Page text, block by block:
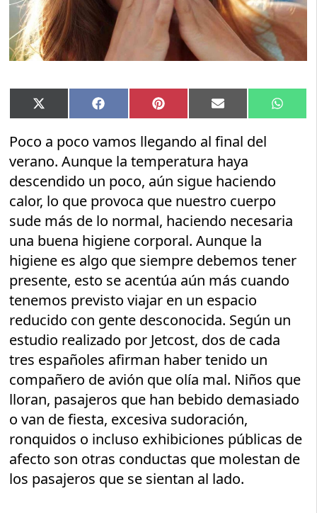
Compartir
en
X
(Twitter)
Compartir
en
Facebook Compartir
en
Pinterest Compartir
en
Email
en
Poco a poco vamos llegando al final del
verano. Aunque la temperatura haya
descendido un poco, aún sigue haciendo
calor, lo que provoca que nuestro cuerpo
sude más de lo normal, haciendo necesaria
una buena higiene corporal. Aunque la
higiene es algo que siempre debemos tener
presente, esto se acentúa aún más cuando
tenemos previsto viajar en un espacio
reducido con gente desconocida. Según un
estudio realizado por Jetcost, dos de cada
tres españoles afirman haber tenido un
compañero de avión que olía mal. Niños que
lloran, pasajeros que han bebido demasiado
o van de fiesta, excesiva sudoración,
ronquidos o incluso exhibiciones públicas de
afecto son otras conductas que molestan de
los pasajeros que se sientan al lado.